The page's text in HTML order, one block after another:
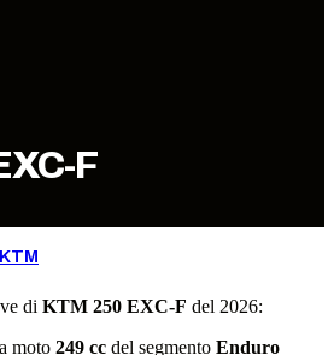
F
KTM
di KTM 250 EXC-F del 2026:
moto 249 cc del segmento Enduro